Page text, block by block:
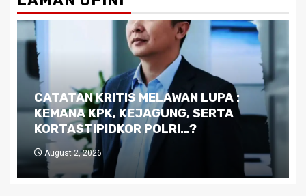
Dilema Kaltim di Tengah Krisis:
Kutukan Sumber Daya Alam dan
Pemimpin yang Tak Kreatif
July 29, 2026